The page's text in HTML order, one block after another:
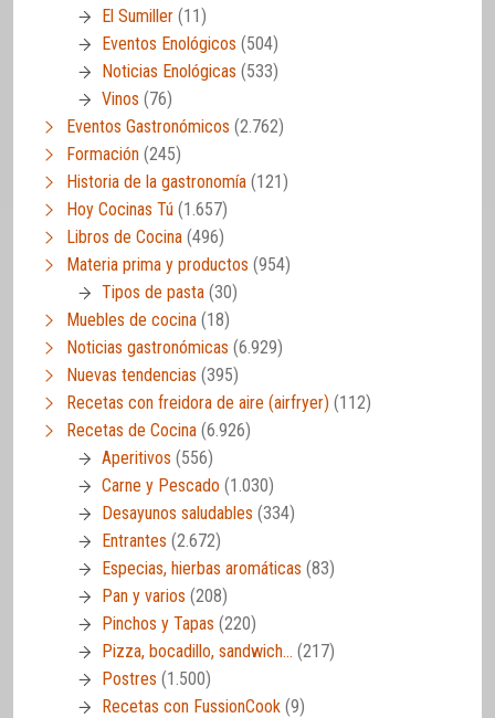
El Sumiller (11)
Eventos Enológicos (504)
Noticias Enológicas (533)
Vinos (76)
Eventos Gastronómicos (2.762)
Formación (245)
Historia de la gastronomía (121)
Hoy Cocinas Tú (1.657)
Libros de Cocina (496)
Materia prima y productos (954)
Tipos de pasta (30)
Muebles de cocina (18)
Noticias gastronómicas (6.929)
Nuevas tendencias (395)
Recetas con freidora de aire (airfryer) (112)
Recetas de Cocina (6.926)
Aperitivos (556)
Carne y Pescado (1.030)
Desayunos saludables (334)
Entrantes (2.672)
Especias, hierbas aromáticas (83)
Pan y varios (208)
Pinchos y Tapas (220)
Pizza, bocadillo, sandwich… (217)
Postres (1.500)
Recetas con FussionCook (9)